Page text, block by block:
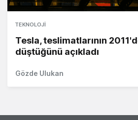
TEKNOLOJI
Tesla, teslimatlarının
düştüğünü açıkladı
Gözde Ulukan